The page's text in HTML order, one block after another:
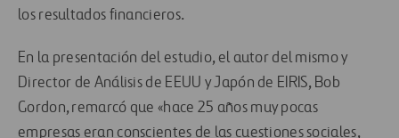
los resultados financieros.
En la presentación del estudio, el autor del mismo y
Director de Análisis de EEUU y Japón de EIRIS, Bob
Gordon, remarcó que «hace 25 años muy pocas
empresas eran conscientes de las cuestiones sociales,